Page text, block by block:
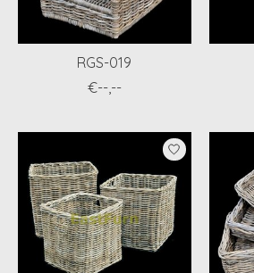
RGS-019
€--,--